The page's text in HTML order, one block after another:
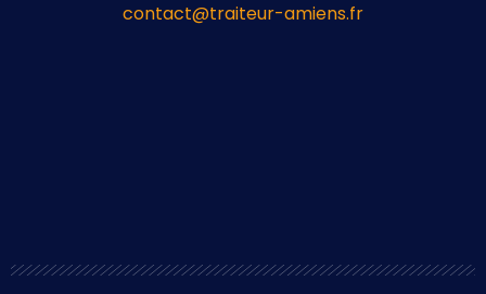
contact@traiteur-amiens.fr